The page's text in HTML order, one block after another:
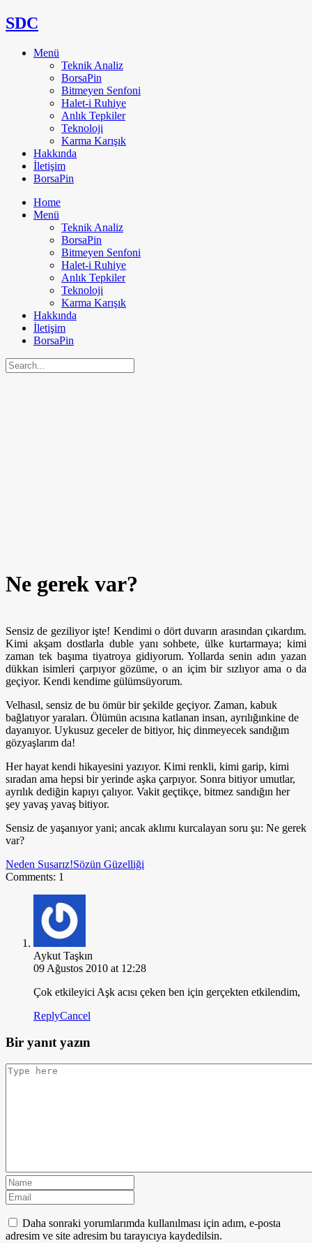
SDC
Menü
Teknik Analiz
BorsaPin
Bitmeyen Senfoni
Halet-i Ruhiye
Anlık Tepkiler
Teknoloji
Karma Karışık
Hakkında
İletişim
BorsaPin
Home
Menü
Teknik Analiz
BorsaPin
Bitmeyen Senfoni
Halet-i Ruhiye
Anlık Tepkiler
Teknoloji
Karma Karışık
Hakkında
İletişim
BorsaPin
Ne gerek var?
Sensiz de geziliyor işte! Kendimi o dört duvarın arasından çıkardım.
Kimi akşam dostlarla duble yanı sohbete, ülke kurtarmaya; kimi
zaman tek başıma tiyatroya gidiyorum. Yollarda senin adın yazan
dükkan isimleri çarpıyor gözüme, o an içim bir sızlıyor ama o da
geçiyor. Kendi kendime gülümsüyorum.
Velhasıl, sensiz de bu ömür bir şekilde geçiyor. Zaman, kabuk
bağlatıyor yaraları. Ölümün acısına katlanan insan, ayrılığınkine de
dayanıyor. Uykusuz geceler de bitiyor, hiç dinmeyecek sandığım
gözyaşlarım da!
Her hayat kendi hikayesini yazıyor. Kimi renkli, kimi garip, kimi
sıradan ama hepsi bir yerinde aşka çarpıyor. Sonra bitiyor umutlar,
ayrılık dediğin kapıyı çalıyor. Vakit geçtikçe, bitmez sandığın her
şey yavaş yavaş bitiyor.
Sensiz de yaşanıyor yani; ancak aklımı kurcalayan soru şu: Ne gerek
var?
Neden Susarız!Sözün Güzelliği
Comments: 1
Aykut Taşkın
09 Ağustos 2010 at 12:28
Çok etkileyici Aşk acısı çeken ben için gerçekten etkilendim,
ReplyCancel
Bir yanıt yazın
Daha sonraki yorumlarımda kullanılması için adım, e-posta
adresim ve site adresim bu tarayıcıya kaydedilsin.